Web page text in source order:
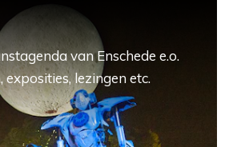
van Enschede e.o.
exposities, lezingen etc.